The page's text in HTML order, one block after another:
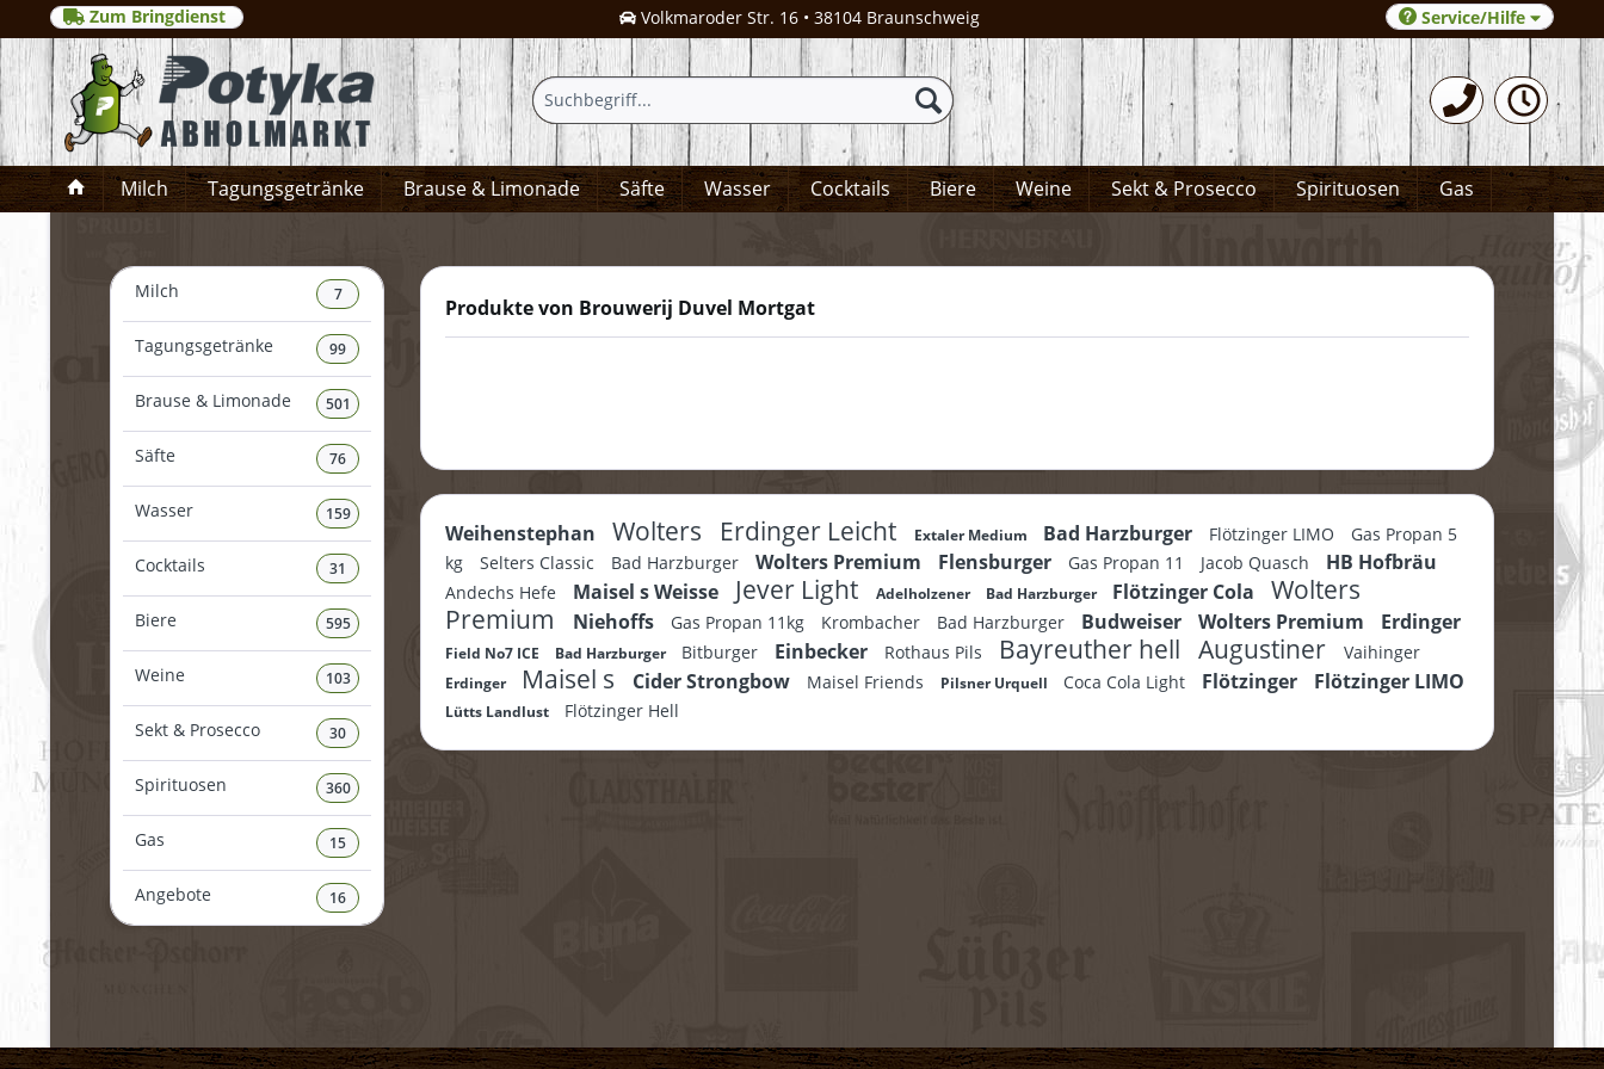
Zum Bringdienst Volkmaroder Str. 16 • 38104 Braunschweig 0531-372066
Service/Hilfe
Milch Tagungsgetränke Brause & Limonade Säfte Wasser Cocktails Biere Weine Sekt & Prosecco Spirituosen Gas
Milch 7
Tagungsgetränke 99
Brause & Limonade 501
Säfte 76
Wasser 159
Cocktails 31
Biere 595
Weine 103
Sekt & Prosecco 30
Spirituosen 360
Gas 15
Angebote 16
Produkte von Brouwerij Duvel Mortgat
Weihenstephan Wolters Erdinger Leicht Extaler Medium Bad Harzburger Flötzinger LIMO
Gas Propan 5
kg
Selters Classic Bad Harzburger Wolters Premium Flensburger Gas Propan 11 Jacob Quasch HB Hofbräu
Andechs Hefe Maisel s Weisse Jever Light Adelholzener Bad Harzburger Flötzinger Cola
Wolters
Premium
Niehoffs Gas Propan 11kg Krombacher Bad Harzburger Budweiser Wolters Premium Erdinger
Field No7 ICE Bad Harzburger Bitburger Einbecker Rothaus Pils Bayreuther hell Augustiner Vaihinger
Erdinger Maisel s Cider Strongbow Maisel Friends Pilsner Urquell Coca Cola Light Flötzinger Flötzinger LIMO
Lütts Landlust Flötzinger Hell